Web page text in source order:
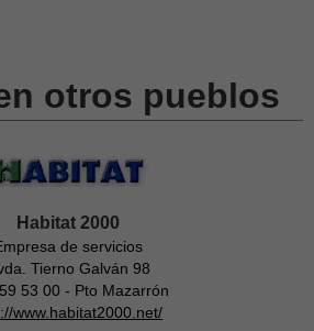
otros pueblos
Habitat 2000
de servicios
Tierno Galván 98
53 00 - Pto Mazarrón
www.habitat2000.net/